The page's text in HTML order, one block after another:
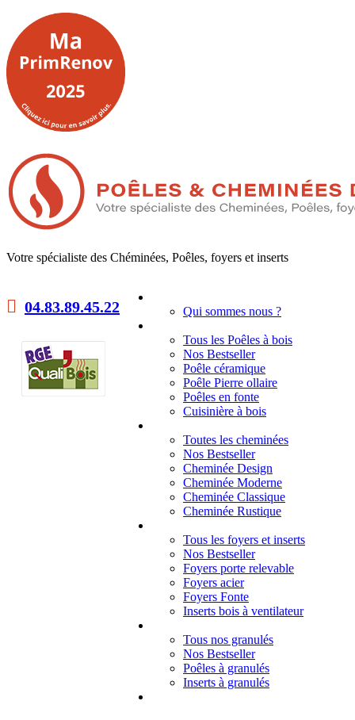
Votre spécialiste des Chéminées, Poêles, foyers et inserts
04.83.89.45.22 Qui sommes nous ?
Tous les Poêles à bois
Nos Bestseller
Poêle céramique
Poêle Pierre ollaire
Poêles en fonte
Cuisinière à bois
Toutes les cheminées
Nos Bestseller
Cheminée Design
Cheminée Moderne
Cheminée Classique
Cheminée Rustique
Tous les foyers et inserts
Nos Bestseller
Foyers porte relevable
Foyers acier
Foyers Fonte
Inserts bois à ventilateur
Tous nos granulés
Nos Bestseller
Poêles à granulés
Inserts à granulés